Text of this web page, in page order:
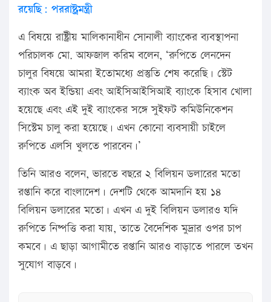
রয়েছি: পররাষ্ট্রমন্ত্রী
এ বিষয়ে রাষ্ট্রীয় মালিকানাধীন সোনালী ব্যাংকের ব্যবস্থাপনা
পরিচালক মো. আফজাল করিম বলেন, ‘রুপিতে লেনদেন
চালুর বিষয়ে আমরা ইতোমধ্যে প্রস্তুতি শেষ করেছি। স্টেট
ব্যাংক অব ইন্ডিয়া এবং আইসিআইসিআই ব্যাংকে হিসাব খোলা
হয়েছে এবং এই দুই ব্যাংকের সঙ্গে সুইফট কমিউনিকেশন
সিস্টেম চালু করা হয়েছে। এখন কোনো ব্যবসায়ী চাইলে
রুপিতে এলসি খুলতে পারবেন।’
তিনি আরও বলেন, ভারতে বছরে ২ বিলিয়ন ডলারের মতো
রপ্তানি করে বাংলাদেশ। দেশটি থেকে আমদানি হয় ১৪
বিলিয়ন ডলারের মতো। এখন এ দুই বিলিয়ন ডলারও যদি
রুপিতে নিষ্পত্তি করা যায়, তাতে বৈদেশিক মুদ্রার ওপর চাপ
কমবে। এ ছাড়া আগামীতে রপ্তানি আরও বাড়াতে পারলে তখন
সুযোগ বাড়বে।